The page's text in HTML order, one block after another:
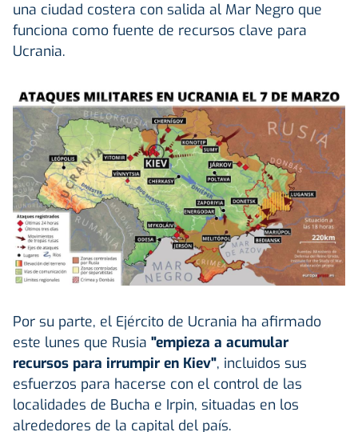
una ciudad costera con salida al Mar Negro que
funciona como fuente de recursos clave para
Ucrania.
Por su parte, el Ejército de Ucrania ha afirmado
este lunes que Rusia "empieza a acumular
recursos para irrumpir en Kiev", incluidos sus
esfuerzos para hacerse con el control de las
localidades de Bucha e Irpin, situadas en los
alrededores de la capital del país.